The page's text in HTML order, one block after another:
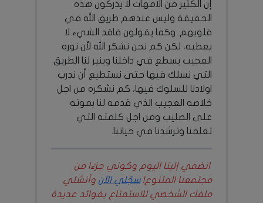
إن الكثير من الامهات لا يدركون هذه
الحقيقة وليس عندهم طريق الله في
قلوبهم. وكما يقولون فاقد الشيء لا
يعطيه، لكن كم نحن نشكر الله لأن نوره
العجيب يسطع في داخلنا وينير لنا الطريق
التي نسلك فيها حتى نستطيع أن ندرب
اولادنا للسلوك فيها، كم نشكره من اجل
خلاصه العجيب الذي قدمه لنا بموته
على الصليب ومن اجل كلمته التي
تعلمنا وترشدنا في حياتنا.
انضمي إلينا اليوم وكوني جزءًا من
مجتمعنا المتنوع!سجّلي الآن وأنشئي
ملفك الشخصي للاستمتاع بفوائد عديدة